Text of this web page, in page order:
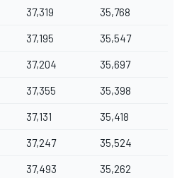
37,319 35,768
37,195 35,547
37,204 35,697
37,355 35,398
37,131 35,418
37,247 35,524
37,493 35,262